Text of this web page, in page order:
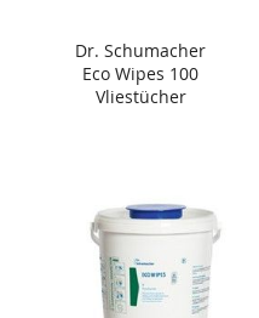
Dr. Schumacher
Eco Wipes 100
Vliestücher